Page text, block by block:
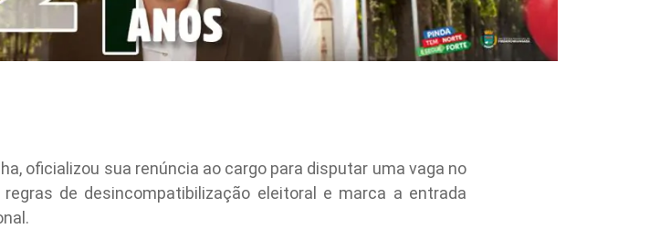
oficializou sua renúncia ao cargo para disputar uma vaga no
de desincompatibilização eleitoral e marca a entrada